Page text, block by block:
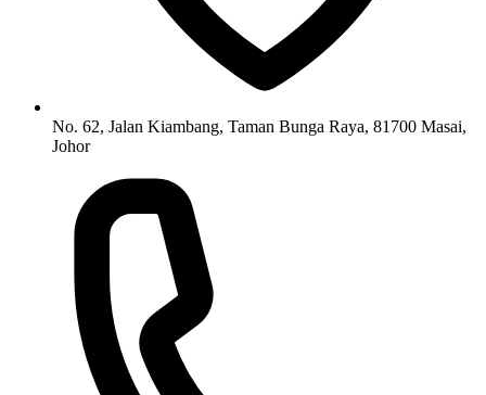
No. 62, Jalan Kiambang, Taman Bunga Raya, 81700 Masai,
Johor